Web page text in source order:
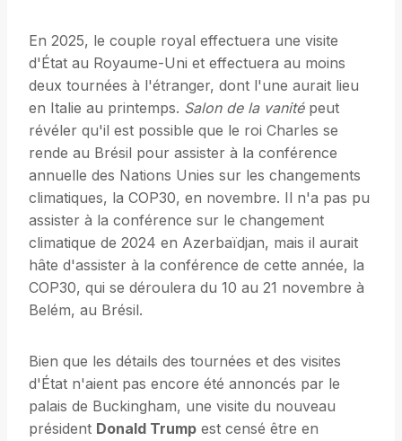
En 2025, le couple royal effectuera une visite
d'État au Royaume-Uni et effectuera au moins
deux tournées à l'étranger, dont l'une aurait lieu
en Italie au printemps. Salon de la vanitépeut
révéler qu'il est possible que le roi Charles se
rende au Brésil pour assister à la conférence
annuelle des Nations Unies sur les changements
climatiques, la COP30, en novembre. Il n'a pas pu
assister à la conférence sur le changement
climatique de 2024 en Azerbaïdjan, mais il aurait
hâte d'assister à la conférence de cette année, la
COP30, qui se déroulera du 10 au 21 novembre à
Belém, au Brésil.
Bien que les détails des tournées et des visites
d'État n'aient pas encore été annoncés par le
palais de Buckingham, une visite du nouveau
président Donald Trump est censé être en